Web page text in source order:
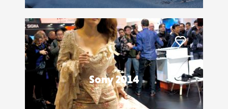
Sony 2014
Liker